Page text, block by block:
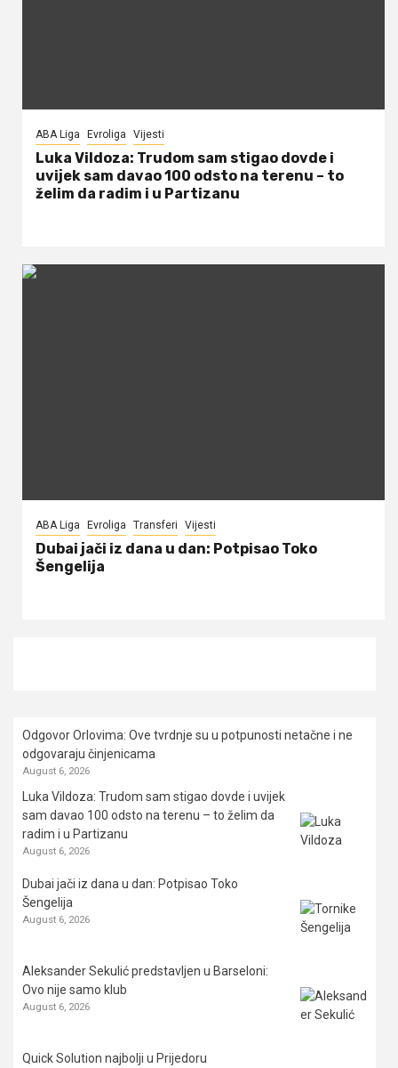
ABA Liga Evroliga Vijesti
Luka Vildoza: Trudom sam stigao dovde i
uvijek sam davao 100 odsto na terenu – to
želim da radim i u Partizanu
ABA Liga Evroliga Transferi Vijesti
Dubai jači iz dana u dan: Potpisao Toko
Šengelija
Odgovor Orlovima: ​Ove tvrdnje su u potpunosti netačne i ne
odgovaraju činjenicama
August 6, 2026
Luka Vildoza: Trudom sam stigao dovde i uvijek
sam davao 100 odsto na terenu – to želim da
radim i u Partizanu
August 6, 2026
Dubai jači iz dana u dan: Potpisao Toko
Šengelija
August 6, 2026
Aleksander Sekulić predstavljen u Barseloni:
Ovo nije samo klub
August 6, 2026
Quick Solution najbolji u Prijedoru